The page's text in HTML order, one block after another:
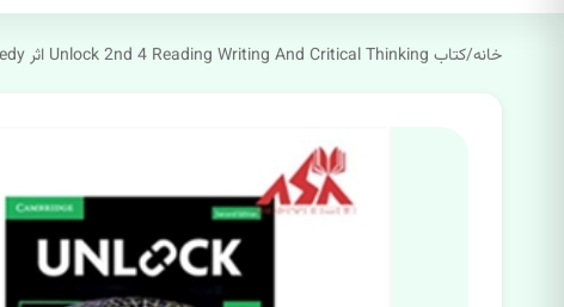
خانه/کتاب Unlock 2nd 4 Reading Writing And Critical Thinking اثر Chris Sowton Alan S Kennedy